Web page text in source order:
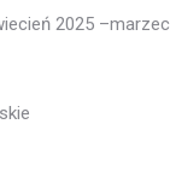
2025